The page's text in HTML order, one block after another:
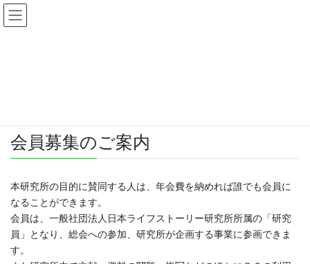
コ
ン
ナ
ビ
会員募集のご案内
本研究所の目的に賛同する人は、年会費を納めれば誰でも会員に
なることができます。
会員は、一般社団法人日本ライフストーリー研究所所属の「研究
員」となり、総会への参加、研究所が企画する事業に参画できま
す。